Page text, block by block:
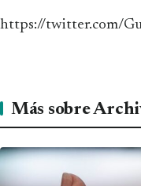
https://twitter.com/
Más sobre